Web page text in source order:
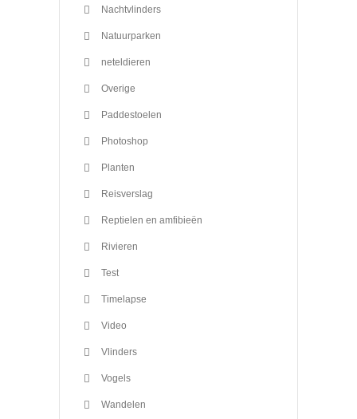
Nachtvlinders
Natuurparken
neteldieren
Overige
Paddestoelen
Photoshop
Planten
Reisverslag
Reptielen en amfibieën
Rivieren
Test
Timelapse
Video
Vlinders
Vogels
Wandelen